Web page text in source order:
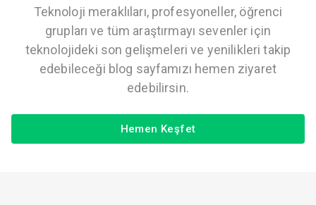
Teknoloji meraklıları, profesyoneller, öğrenci
grupları ve tüm araştırmayı sevenler için
teknolojideki son gelişmeleri ve yenilikleri takip
edebileceği blog sayfamızı hemen ziyaret
edebilirsin.
Hemen Keşfet